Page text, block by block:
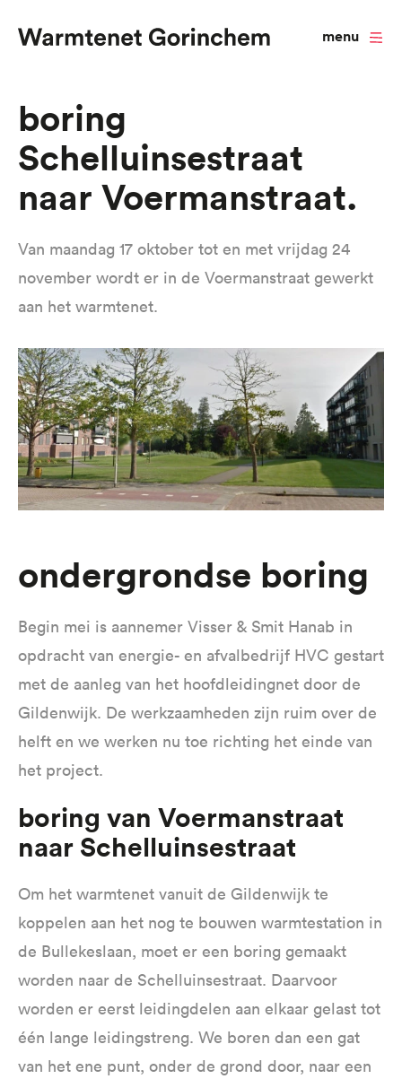
menu
en
naar
inhoud
gaan
Boring
Schelluinsestraat
naar Voermanstraat
Van maandag 17 oktober tot en met vrijdag 24
november wordt er in de Voermanstraat gewerkt
aan het warmtenet.
Ondergrondse boring
Begin mei is aannemer Visser & Smit Hanab in
opdracht van energie- en afvalbedrijf HVC gestart
met de aanleg van het hoofdleidingnet door de
Gildenwijk. De werkzaamheden zijn ruim over de
helft en we werken nu toe richting het einde van
het project.
Boring van Voermanstraat
naar Schelluinsestraat
Om het warmtenet vanuit de Gildenwijk te
koppelen aan het nog te bouwen warmtestation in
de Bullekeslaan, moet er een boring gemaakt
worden naar de Schelluinsestraat. Daarvoor
worden er eerst leidingdelen aan elkaar gelast tot
één lange leidingstreng. We boren dan een gat
van het ene punt, onder de grond door, naar een